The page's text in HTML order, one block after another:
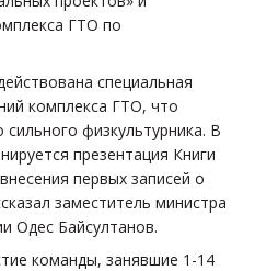
ГТО по
специальная
комплекса ГТО, что
физкультурника. В
презентация Книги
первых записей о
заместитель министра
Одес Байсултанов.
команды, занявшие 1-14